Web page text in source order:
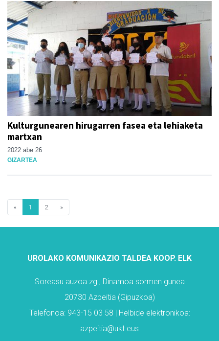
Kulturgunearen hirugarren fasea eta lehiaketa
martxan
2022 abe 26
GIZARTEA
« 1 2 »
UROLAKO KOMUNIKAZIO TALDEA KOOP. ELK
Soreasu auzoa zg., Dinamoa sormen gunea
20730 Azpeitia (Gipuzkoa)
Telefonoa: 943-15 03 58 | Helbide elektronikoa:
azpeitia@ukt.eus